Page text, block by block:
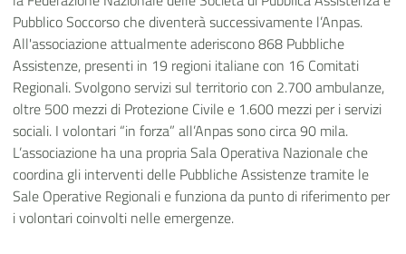
Pubblico Soccorso che diventerà successivamente l’Anpas.
All'associazione attualmente aderiscono 868 Pubbliche
Assistenze, presenti in 19 regioni italiane con 16 Comitati
Regionali. Svolgono servizi sul territorio con 2.700 ambulanze,
oltre 500 mezzi di Protezione Civile e 1.600 mezzi per i servizi
sociali. I volontari “in forza” all’Anpas sono circa 90 mila.
L’associazione ha una propria Sala Operativa Nazionale che
coordina gli interventi delle Pubbliche Assistenze tramite le
Sale Operative Regionali e funziona da punto di riferimento per
i volontari coinvolti nelle emergenze.